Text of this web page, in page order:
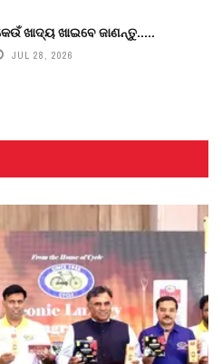
ଖାଦ୍ୟ ଖାଇବେ ଜାଣନ୍ତୁ.....
JUL 28, 2026